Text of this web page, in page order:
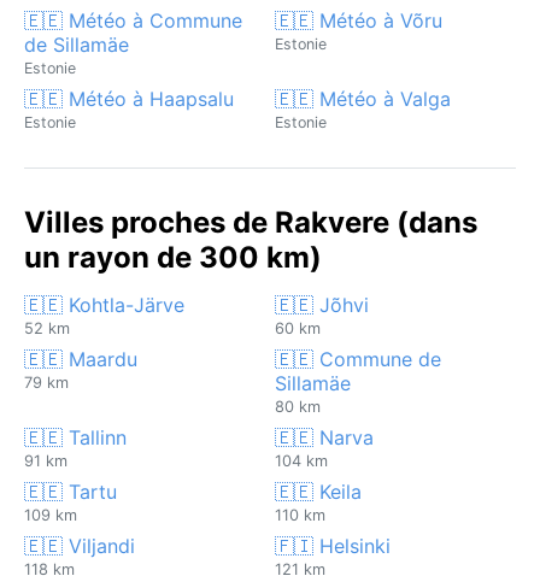
🇪🇪 Météo à Commune
de Sillamäe
Estonie
🇪🇪 Météo à Võru
Estonie
🇪🇪 Météo à Haapsalu
Estonie
🇪🇪 Météo à Valga
Estonie
Villes proches de Rakvere (dans
un rayon de 300 km)
🇪🇪 Kohtla-Järve
52 km
🇪🇪 Jõhvi
60 km
🇪🇪 Maardu
79 km
🇪🇪 Commune de
Sillamäe
80 km
🇪🇪 Tallinn
91 km
🇪🇪 Narva
104 km
🇪🇪 Tartu
109 km
🇪🇪 Keila
110 km
🇪🇪 Viljandi
118 km
🇫🇮 Helsinki
121 km